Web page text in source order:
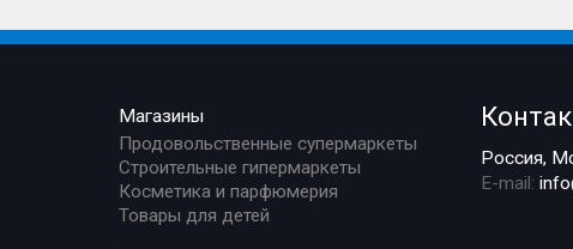
Магазины
Продовольственные супермаркеты
Строительные гипермаркеты
Косметика и парфюмерия
Товары для детей
Россия,
E-mail: